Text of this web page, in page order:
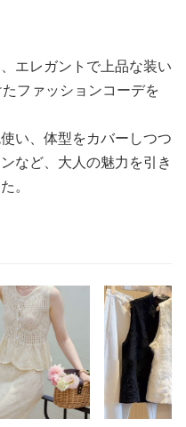
エレガントで上品な装い
ファッションコーデを
い、体型をカバーしつつ
など、大人の魅力を引き
。